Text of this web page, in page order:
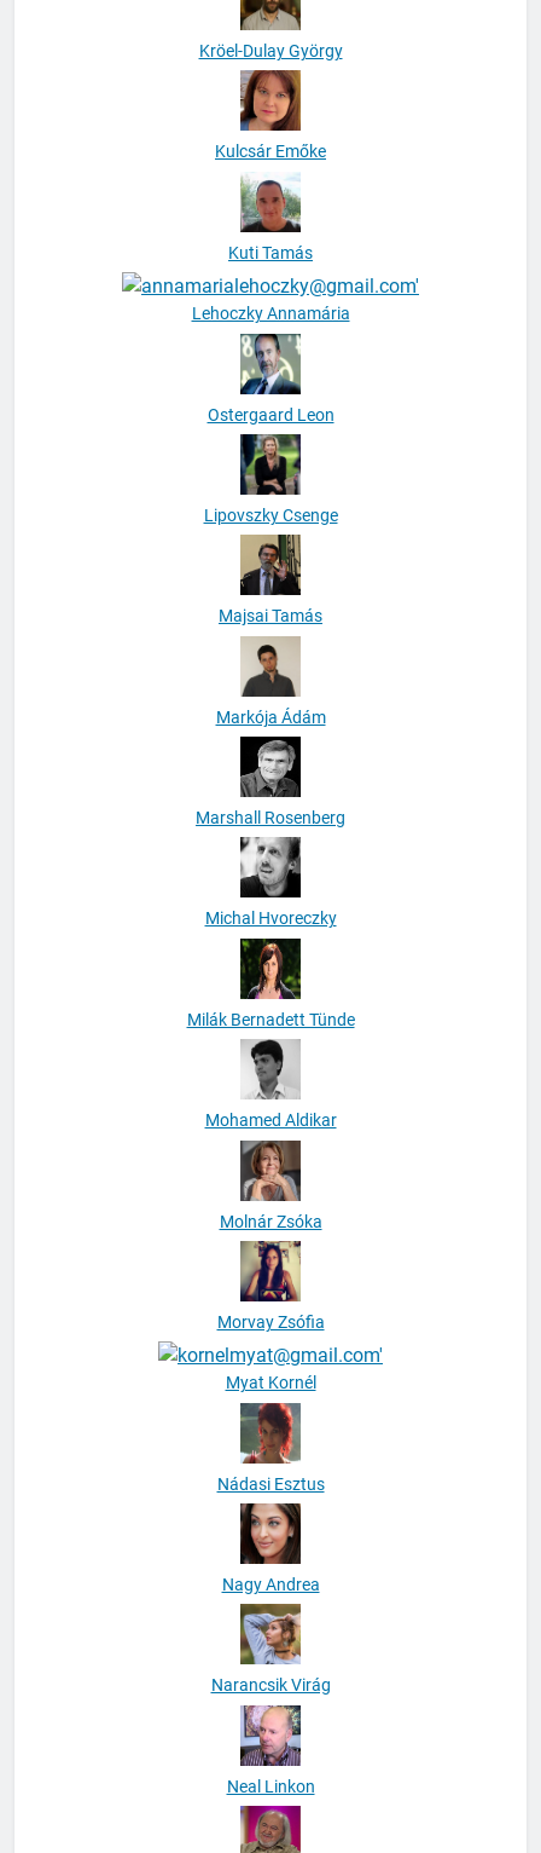
Kröel-Dulay György
Kulcsár Emőke
Kuti Tamás
Lehoczky Annamária
Ostergaard Leon
Lipovszky Csenge
Majsai Tamás
Markója Ádám
Marshall Rosenberg
Michal Hvoreczky
Milák Bernadett Tünde
Mohamed Aldikar
Molnár Zsóka
Morvay Zsófia
Myat Kornél
Nádasi Esztus
Nagy Andrea
Narancsik Virág
Neal Linkon